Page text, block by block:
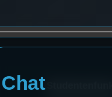
Chat